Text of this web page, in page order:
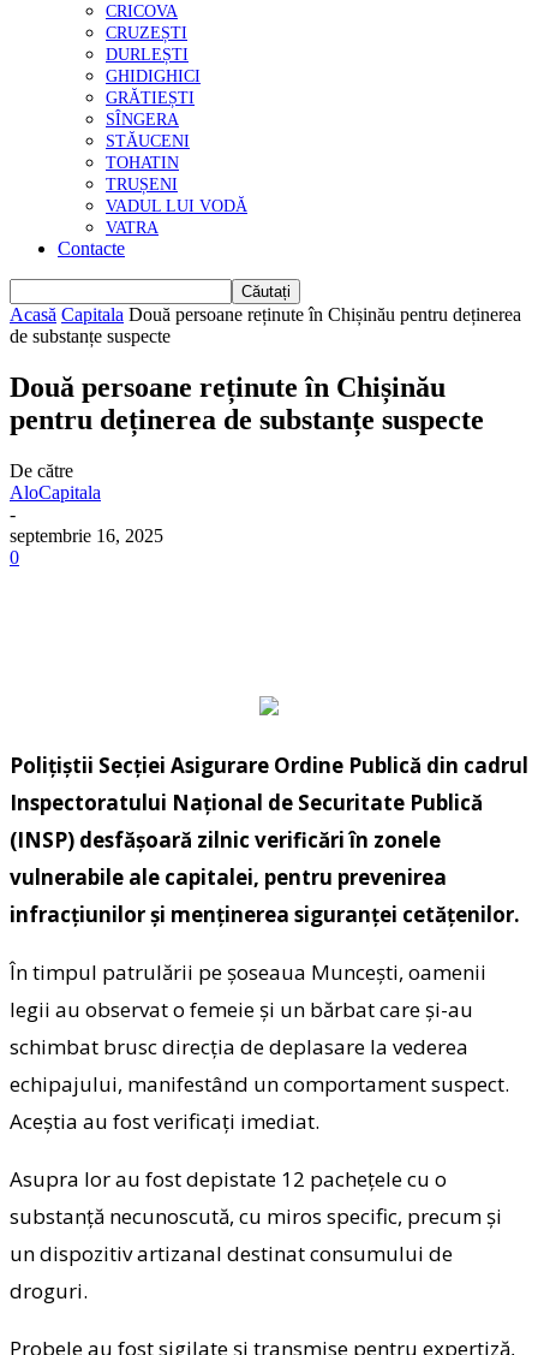
CRICOVA
CRUZEȘTI
DURLEȘTI
GHIDIGHICI
GRĂTIEȘTI
SÎNGERA
STĂUCENI
TOHATIN
TRUȘENI
VADUL LUI VODĂ
VATRA
Contacte
Acasă Capitala Două persoane reținute în Chișinău pentru deținerea
de substanțe suspecte
Două persoane reținute în Chișinău
pentru deținerea de substanțe suspecte
De către
AloCapitala
-
septembrie 16, 2025
0
Polițiștii Secției Asigurare Ordine Publică din cadrul
Inspectoratului Național de Securitate Publică
(INSP) desfășoară zilnic verificări în zonele
vulnerabile ale capitalei, pentru prevenirea
infracțiunilor și menținerea siguranței cetățenilor.
În timpul patrulării pe șoseaua Muncești, oamenii
legii au observat o femeie și un bărbat care și-au
schimbat brusc direcția de deplasare la vederea
echipajului, manifestând un comportament suspect.
Aceștia au fost verificați imediat.
Asupra lor au fost depistate 12 pachețele cu o
substanță necunoscută, cu miros specific, precum și
un dispozitiv artizanal destinat consumului de
droguri.
Probele au fost sigilate și transmise pentru expertiză,